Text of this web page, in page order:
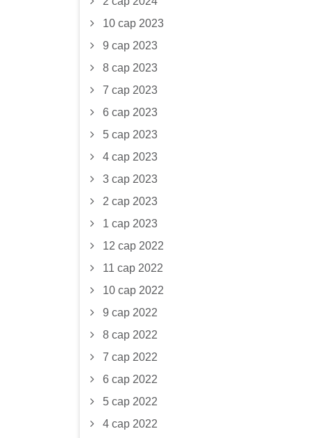
10 сар 2023
9 сар 2023
8 сар 2023
7 сар 2023
6 сар 2023
5 сар 2023
4 сар 2023
3 сар 2023
2 сар 2023
1 сар 2023
12 сар 2022
11 сар 2022
10 сар 2022
9 сар 2022
8 сар 2022
7 сар 2022
6 сар 2022
5 сар 2022
4 сар 2022